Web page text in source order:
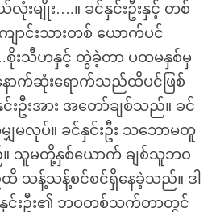
မျိုး….။ ခင်နှင်းဦးနှင့် တစ်
ာင်းသားတစ် ယောက်ပင်
စိုးသီဟနှင့် တွဲခဲ့တာ ပထမနှစ်မှ
က်ဆုံးရောက်သည်ထိပင်ဖြစ်
ဦးအား အတော်ချစ်သည်။ ခင်
ျှမလုပ်။ ခင်နှင်းဦး သဘောမတူ
သူမတို့နှစ်ယောက် ချစ်သူဘဝ
သန့်သန့်စင်စင်ရှိနေခဲ့သည်။ ဒါ
နှင်းဦး၏ ဘဝတစ်သက်တာတွင်